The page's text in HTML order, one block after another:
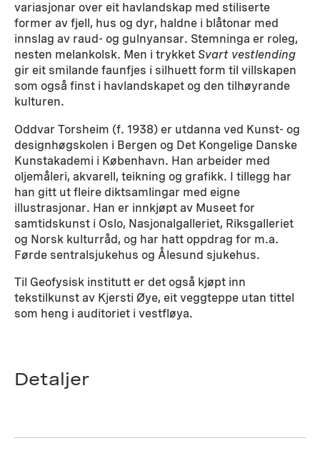
variasjonar over eit havlandskap med stiliserte
former av fjell, hus og dyr, haldne i blåtonar med
innslag av raud- og gulnyansar. Stemninga er roleg,
nesten melankolsk. Men i trykketSvart vestlending
gir eit smilande faunfjes i silhuett form til villskapen
som også finst i havlandskapet og den tilhøyrande
kulturen.
Oddvar Torsheim (f. 1938) er utdanna ved Kunst- og
designhøgskolen i Bergen og Det Kongelige Danske
Kunstakademi i København. Han arbeider med
oljemåleri, akvarell, teikning og grafikk. I tillegg har
han gitt ut fleire diktsamlingar med eigne
illustrasjonar. Han er innkjøpt av Museet for
samtidskunst i Oslo, Nasjonalgalleriet, Riksgalleriet
og Norsk kulturråd, og har hatt oppdrag for m.a.
Førde sentralsjukehus og Ålesund sjukehus.
Til Geofysisk institutt er det også kjøpt inn
tekstilkunst av Kjersti Øye, eit veggteppe utan tittel
som heng i auditoriet i vestfløya.
Detaljer